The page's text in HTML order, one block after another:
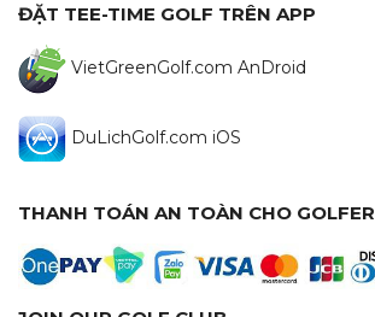
ĐẶT TEE-TIME GOLF TRÊN APP
VietGreenGolf.com AnDroid
DuLichGolf.com iOS
THANH TOÁN AN TOÀN CHO GOLFER